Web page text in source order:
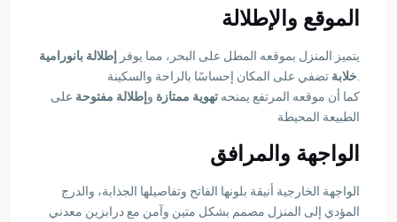
الموقع والإطلالة
يتميز المنزل بموقعه المطل على البحر، مما يوفر
إطلالة بانورامية
خلابة
كما أن موقعه المرتفع يمنحه تهوية ممتازة و إطلالة مفتوحة على
الطبيعة المحيطة
الواجهة والمرافق
الواجهة الخارجية أنيقة بلونها الفاتح وتفاصيلها الجذابة، والدرج
المؤدي إلى المنزل مصمم بشكل متين وآمن مع درابزين معدني